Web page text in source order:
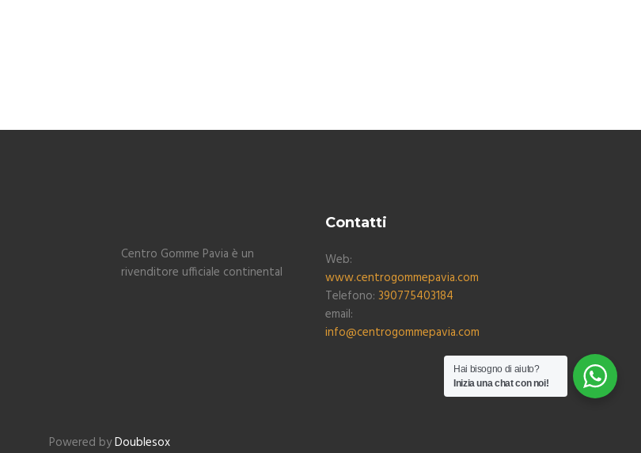
Centro Gomme Pavia è un
rivenditore ufficiale continental
Contatti
Web:
www.centrogommepavia.com
Telefono: 390775403184
email:
info@centrogommepavia.com
Powered byDoublesox
Hai bisogno di aiuto?
Inizia una chat con noi!